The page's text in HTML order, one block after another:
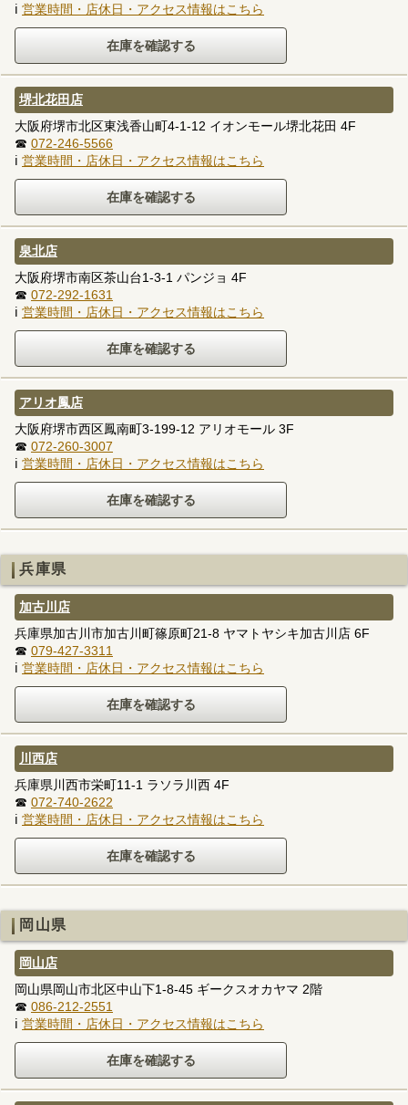
ℹ 営業時間・店休日・アクセス情報はこちら
堺北花田店
大阪府堺市北区東浅香山町4-1-12 イオンモール堺北花田 4F
☎ 072-246-5566
ℹ 営業時間・店休日・アクセス情報はこちら
泉北店
大阪府堺市南区茶山台1-3-1 パンジョ 4F
☎ 072-292-1631
ℹ 営業時間・店休日・アクセス情報はこちら
アリオ鳳店
大阪府堺市西区鳳南町3-199-12 アリオモール 3F
☎ 072-260-3007
ℹ 営業時間・店休日・アクセス情報はこちら
兵庫県
加古川店
兵庫県加古川市加古川町篠原町21-8 ヤマトヤシキ加古川店 6F
☎ 079-427-3311
ℹ 営業時間・店休日・アクセス情報はこちら
川西店
兵庫県川西市栄町11-1 ラソラ川西 4F
☎ 072-740-2622
ℹ 営業時間・店休日・アクセス情報はこちら
岡山県
岡山店
岡山県岡山市北区中山下1-8-45 ギークスオカヤマ 2階
☎ 086-212-2551
ℹ 営業時間・店休日・アクセス情報はこちら